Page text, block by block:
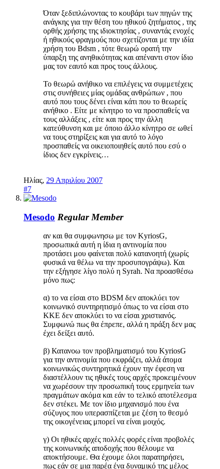
Όταν ξεδιπλώνοντας το κουβάρι των πηγών της
ανάγκης για την θέση του ηθικού ζητήματος , της
ορθής χρήσης της ιδιοκτησίας , συναντάς ενοχές
ή ηθικούς φραγμούς που σχετίζονται με την ιδία
χρήση του Bdsm , τότε θεωρώ ορατή την
ύπαρξη της ανηθικότητας και απέναντι στον ίδιο
μας τον εαυτό και προς τους άλλους.
Το θεωρώ ανήθικο να επιλέγεις να συμμετέχεις
στις συνήθειες μίας ομάδας ανθρώπων , που
αυτό που τους δένει είναι κάτι που το θεωρείς
ανήθικο . Είτε με κίνητρο το να προσπαθείς να
τους αλλάξεις , είτε και προς την άλλη
κατεύθυνση και με όποιο άλλο κίνητρο σε ωθεί
να τους στηρίξεις και για αυτό το λόγο
προσπαθείς να οικειοποιηθείς αυτό που εσύ ο
ίδιος δεν εγκρίνεις…
Ηλίας, 29 Απριλίου 2007
#7
Mesodo Regular Member
αν και θα συμφωνησω με τον KyriosG,
προσωπικά αυτή η ίδια η αντινομία που
προτάσει μου φαίνεται πολύ κατανοητή (χωρίς
φυσικά να θέλω να την προσυπογράψω). Και
την εξήγησε λίγο πολύ η Syrah. Να προασθέσω
μόνο πως:
α) το να είσαι στο BDSM δεν αποκλύει τον
κοινωνικό συντηρητισμό όπως το να είσαι στο
ΚΚΕ δεν αποκλύει το να είσαι χριστιανός.
Συμφωνώ πως θα έπρεπε, αλλά η πράξη δεν μας
έχει δείξει αυτό.
β) Κατανοω τον προβληματισμό του KyriosG
για την αντινομία που εκφράζει, αλλά άτομα
κοινωνικώς συντηρητικά έχουν την έφεση να
διαστέλλουν τις ηθικές τους αρχές προκειμένουν
να χωρέσουν την προσωπική τους ερμηνεία των
πραγμάτων ακόμα και εάν το τελικό αποτέλεσμα
δεν στέκει. Με τον ίδιο μηχανισμό που ένα
σύζυγος που υπερασπίζεται με ζέση το θεσμό
της οικογένειας μπορεί να είναι μοιχός.
γ) Οι ηθικές αρχές πολλές φορές είναι προβολές
της κοινωνικής αποδοχής που θέλουμε να
αποκτήσουμε. Θα έχουμε όλοι παρατηρήσει,
πως εάν σε μια παρέα ένα δυναμικό της μέλος